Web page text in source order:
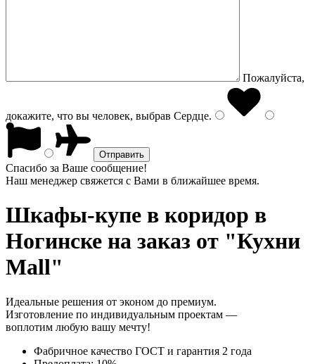
Пожалуйста,
докажите, что вы человек, выбрав Сердце.
Спасибо за Ваше сообщение!
Наш менеджер свяжется с Вами в ближайшее время.
Шкафы-купе в коридор в
Ногинске на заказ от "Кухни
Mall"
Идеальные решения от эконом до премиум.
Изготовление по индивидуальным проектам —
воплотим любую вашу мечту!
Фабричное качество ГОСТ и гарантия 2 года